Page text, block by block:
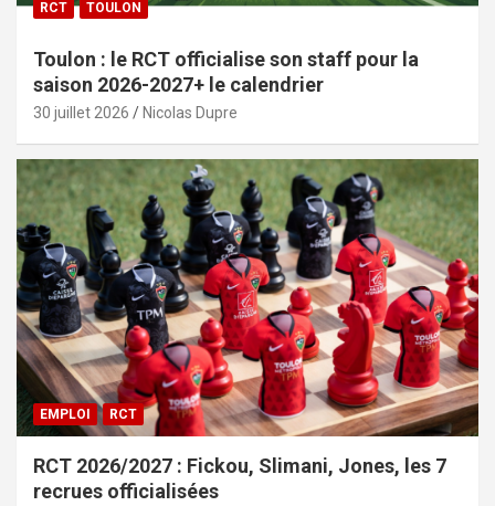
RCT TOULON
Toulon : le RCT officialise son staff pour la
saison 2026-2027+ le calendrier
30 juillet 2026 Nicolas Dupre
EMPLOI RCT
RCT 2026/2027 : Fickou, Slimani, Jones, les 7
recrues officialisées